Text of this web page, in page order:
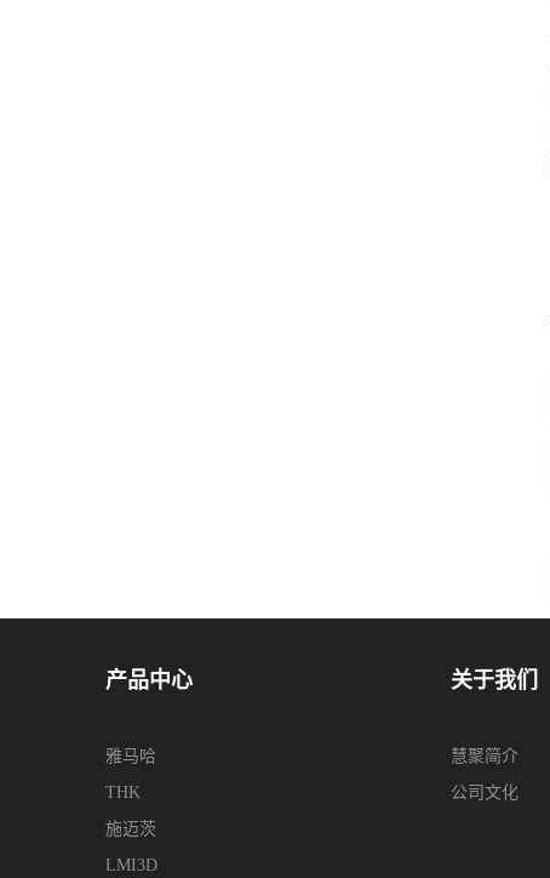
产品中心
雅马哈
THK
施迈茨
LMI3D
关于我们
慧聚简介
公司文化